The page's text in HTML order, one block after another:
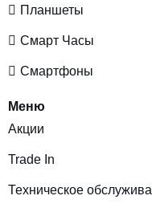
Планшеты
Смарт Часы
Смартфоны
Меню
Акции
Trade In
Техническое